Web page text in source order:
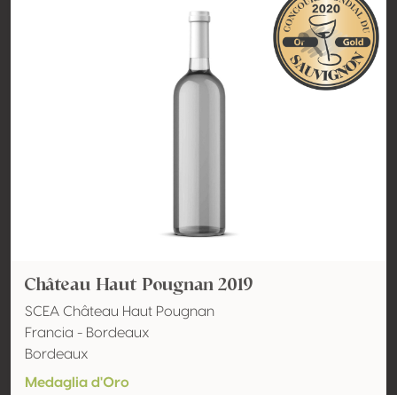
Château Haut Pougnan 2019
SCEA Château Haut Pougnan
Francia - Bordeaux
Bordeaux
Medaglia d'Oro